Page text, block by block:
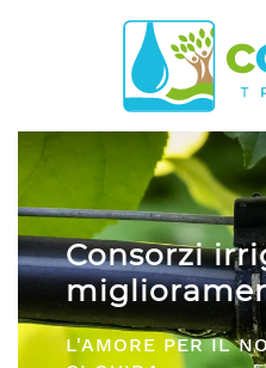
Skip to main content
e di
fondiario
TERRITORIO